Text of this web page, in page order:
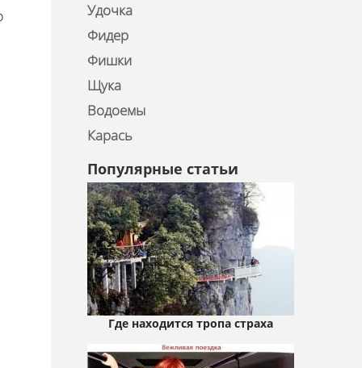
Удочка
Фидер
Фишки
Щука
Водоемы
Карась
Популярные статьи
Где находится тропа страха